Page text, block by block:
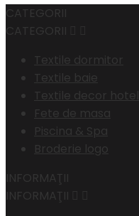
CATEGORII
CATEGORII
Textile dormitor
Textile baie
Textile decor hotel
Fete de masa
Piscina & Spa
Broderie logo
INFORMAŢII
INFORMAŢII